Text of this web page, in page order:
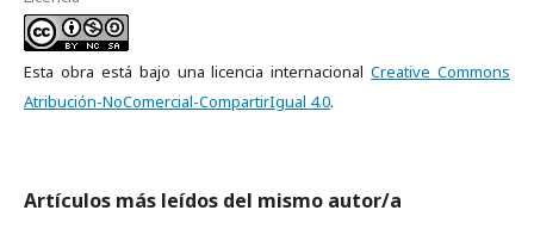
Esta obra está bajo una licencia internacionalCreative Commons
Atribución-NoComercial-CompartirIgual 4.0.
Artículos más leídos del mismo autor/a